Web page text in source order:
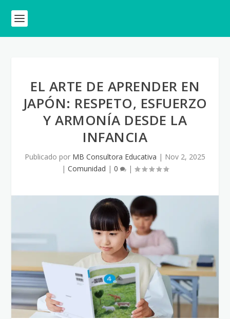
EL ARTE DE APRENDER EN
JAPÓN: RESPETO, ESFUERZO
Y ARMONÍA DESDE LA
INFANCIA
Publicado por MB Consultora Educativa | Nov 2, 2025
| Comunidad | 0 |